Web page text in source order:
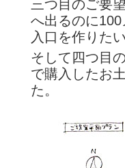
三つ目のご要
へ出るのに
入口を作りた
そして四つ目
で購入したお
た。